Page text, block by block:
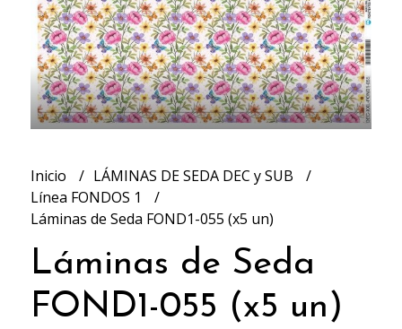
Inicio
LÁMINAS DE SEDA DEC y SUB
Línea FONDOS 1
Láminas de Seda FOND1-055 (x5 un)
Láminas de Seda
FOND1-055 (x5 un)